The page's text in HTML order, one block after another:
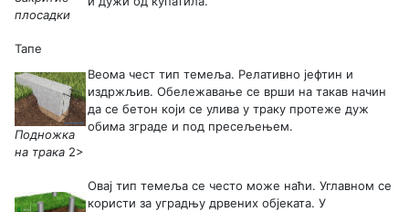
плосадки
Тапе
Подножка
на трака 2>
Веома чест тип темеља. Релативно јефтин и
издржљив. Обележавање се врши на такав начин
да се бетон који се улива у траку протеже дуж
обима зграде и под пресељењем.
Овај тип темеља се често може наћи. Углавном се
користи за уградњу дрвених објеката. У